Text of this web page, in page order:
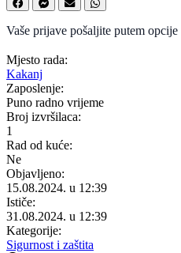
Vaše prijave pošaljite putem opcije
Mjesto rada:
Kakanj
Zaposlenje:
Puno radno vrijeme
Broj izvršilaca:
1
Rad od kuće:
Ne
Objavljeno:
15.08.2024. u 12:39
Ističe:
31.08.2024. u 12:39
Kategorije:
Sigurnost i zaštita